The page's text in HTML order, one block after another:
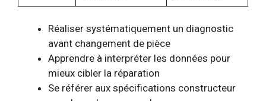
Réaliser systématiquement un diagnostic
avant changement de pièce
Apprendre à interpréter les données pour
mieux cibler la réparation
Se référer aux spécifications constructeur